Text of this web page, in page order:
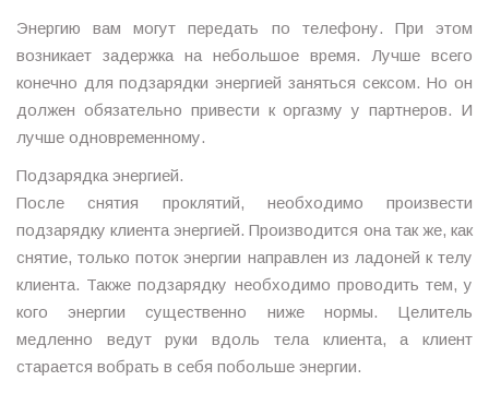
Энергию вам могут передать по телефону. При этом
возникает задержка на небольшое время. Лучше всего
конечно для подзарядки энергией заняться сексом. Но он
должен обязательно привести к оргазму у партнеров. И
лучше одновременному.
Подзарядка энергией.
После снятия проклятий, необходимо произвести
подзарядку клиента энергией. Производится она так же, как
снятие, только поток энергии направлен из ладоней к телу
клиента. Также подзарядку необходимо проводить тем, у
кого энергии существенно ниже нормы. Целитель
медленно ведут руки вдоль тела клиента, а клиент
старается вобрать в себя побольше энергии.